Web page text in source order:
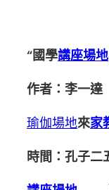
“國學講座場地
作者：李一達
瑜伽場地來家
時間：孔子二